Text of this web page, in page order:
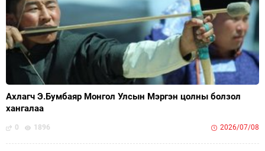
Ахлагч Э.Бумбаяр Монгол Улсын Мэргэн цолны болзол
хангалаа
0 1896 2026/07/08